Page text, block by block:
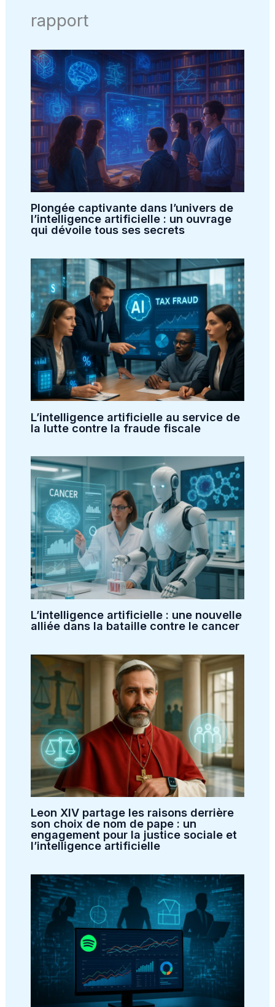
rapport
Plongée captivante dans l’univers de
l’intelligence artificielle : un ouvrage
qui dévoile tous ses secrets
L’intelligence artificielle au service de
la lutte contre la fraude fiscale
L’intelligence artificielle : une nouvelle
alliée dans la bataille contre le cancer
Leon XIV partage les raisons derrière
son choix de nom de pape : un
engagement pour la justice sociale et
l’intelligence artificielle